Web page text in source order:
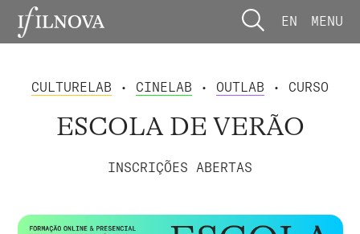
EN MENU
CULTURELAB • CINELAB • OUTLAB • CURSO
ESCOLA DE VERÃO
INSCRIÇÕES ABERTAS